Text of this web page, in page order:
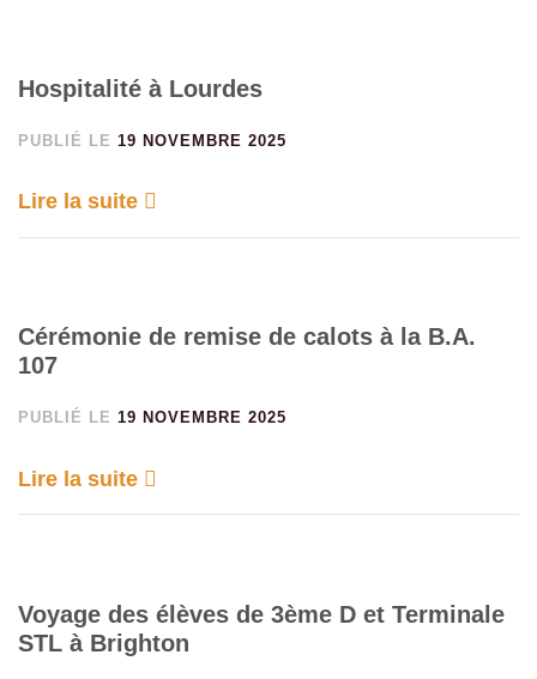
Hospitalité à Lourdes
PUBLIÉ LE 19 NOVEMBRE 2025
Lire la suite
Cérémonie de remise de calots à la B.A.
107
PUBLIÉ LE 19 NOVEMBRE 2025
Lire la suite
Voyage des élèves de 3ème D et Terminale
STL à Brighton